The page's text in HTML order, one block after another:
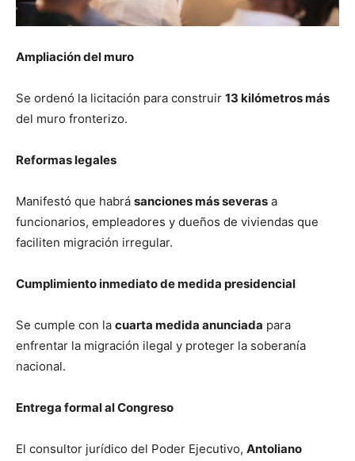
Ampliación del muro
Se ordenó la licitación para construir 13 kilómetros más
del muro fronterizo.
Reformas legales
Manifestó que habrá sanciones más severas a
funcionarios, empleadores y dueños de viviendas que
faciliten migración irregular.
Cumplimiento inmediato de medida presidencial
Se cumple con la cuarta medida anunciada para
enfrentar la migración ilegal y proteger la soberanía
nacional.
Entrega formal al Congreso
El consultor jurídico del Poder Ejecutivo, Antoliano